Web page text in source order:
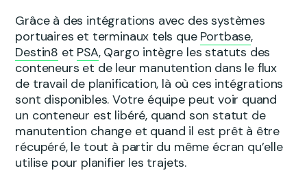
Grâce à des intégrations avec des systèmes
portuaires et terminaux tels que Portbase,
Destin8 et PSA, Qargo intègre les statuts des
conteneurs et de leur manutention dans le flux
de travail de planification, là où ces intégrations
sont disponibles. Votre équipe peut voir quand
un conteneur est libéré, quand son statut de
manutention change et quand il est prêt à être
récupéré, le tout à partir du même écran qu’elle
utilise pour planifier les trajets.